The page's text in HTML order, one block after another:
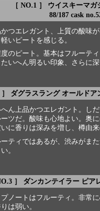
［ NO.1 ］ ウイスキーマ
88/187 cask
つエレガント、上質の酸味
いピートを感じる。
のピート。基本はフルーテ
いへん明るい印象、さらに深
ダグラスラング オールドア
ん上品かつエレガント。し
ツだ。酸味も心地よい。奥
に香りは深みを増し、樽由
ティではあるが、渋みがま
。
］ ダンカンテイラー ピア
ノートはフルーティ。非常
は弱い。